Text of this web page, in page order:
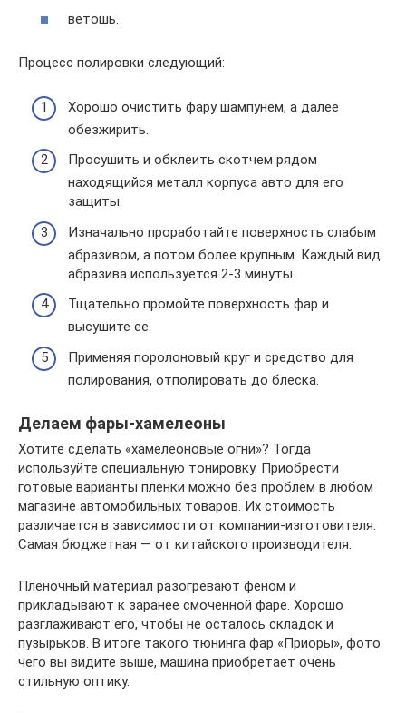
ветошь.
Процесс полировки следующий:
Хорошо очистить фару шампунем, а далее
обезжирить.
Просушить и обклеить скотчем рядом
находящийся металл корпуса авто для его
защиты.
Изначально проработайте поверхность слабым
абразивом, а потом более крупным. Каждый вид
абразива используется 2-3 минуты.
Тщательно промойте поверхность фар и
высушите ее.
Применяя поролоновый круг и средство для
полирования, отполировать до блеска.
Делаем фары-хамелеоны
Хотите сделать «хамелеоновые огни»? Тогда
используйте специальную тонировку. Приобрести
готовые варианты пленки можно без проблем в любом
магазине автомобильных товаров. Их стоимость
различается в зависимости от компании-изготовителя.
Самая бюджетная — от китайского производителя.
Пленочный материал разогревают феном и
прикладывают к заранее смоченной фаре. Хорошо
разглаживают его, чтобы не осталось складок и
пузырьков. В итоге такого тюнинга фар «Приоры», фото
чего вы видите выше, машина приобретает очень
стильную оптику.